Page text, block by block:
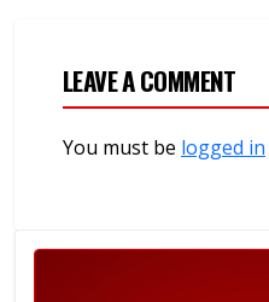
LEAVE A COMMENT
You must be logged in